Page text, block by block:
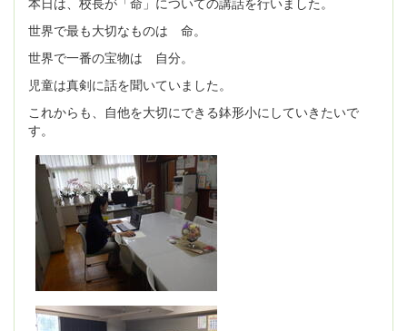
世界で最も大切なものは 命。
世界で一番の宝物は 自分。
児童は真剣に話を聞いていました。
これからも、自他を大切にできる鉢形小にしていきたいで
す。